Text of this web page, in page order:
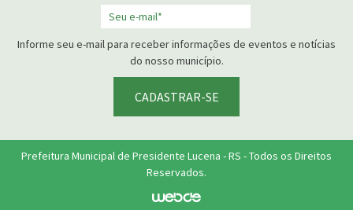
Informe seu e-mail para receber informações de eventos e notícias
do nosso município.
CADASTRAR-SE
Prefeitura Municipal de Presidente Lucena - RS - Todos os Direitos
Reservados.